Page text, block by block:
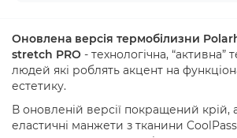
Оновлена версія термобілизни
stretch PRO - технологічна,
людей які роблять акцент на
естетику.
В оновленій версії покращений крій,
еластичні манжети з тканини